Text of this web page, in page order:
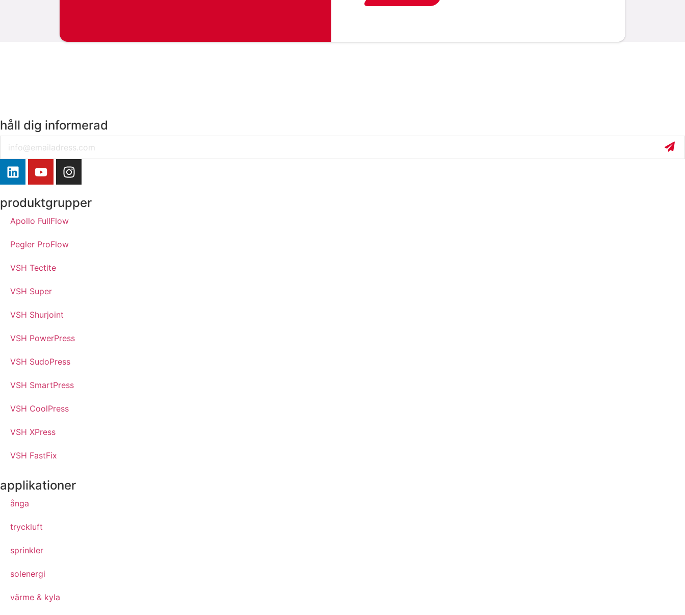
håll dig informerad
produktgrupper
Apollo FullFlow
Pegler ProFlow
VSH Tectite
VSH Super
VSH Shurjoint
VSH PowerPress
VSH SudoPress
VSH SmartPress
VSH CoolPress
VSH XPress
VSH FastFix
applikationer
ånga
tryckluft
sprinkler
solenergi
värme & kyla